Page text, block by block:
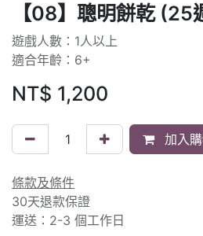
【08】聰明餅乾 (25
遊戲人數：1人以上
適合年齡：6+
NT$ 1,200
加入
條款及條件
30天退款保證
運送：2-3 個工作日